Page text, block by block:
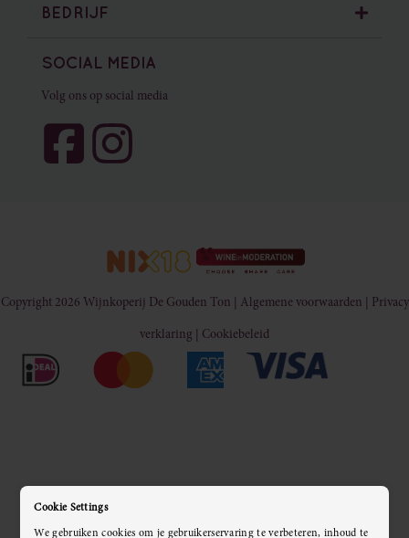
Bezorgen & Afhalen
Horeca & B2B
Rode wijnen
Rosé wijnen
Mousserende wijnen
BEDRIJF
Winkels
Privacy Policy
Cookie Statement
USP's
SOCIAL MEDIA
Volg ons op social media
Copyright 2026 Wijnkoperij De Gouden Ton | Algemene voorwaarden Privacy
verklaring Cookiebeleid
Cookie Settings
We gebruiken cookies om je gebruikerservaring te verbeteren, inhoud te